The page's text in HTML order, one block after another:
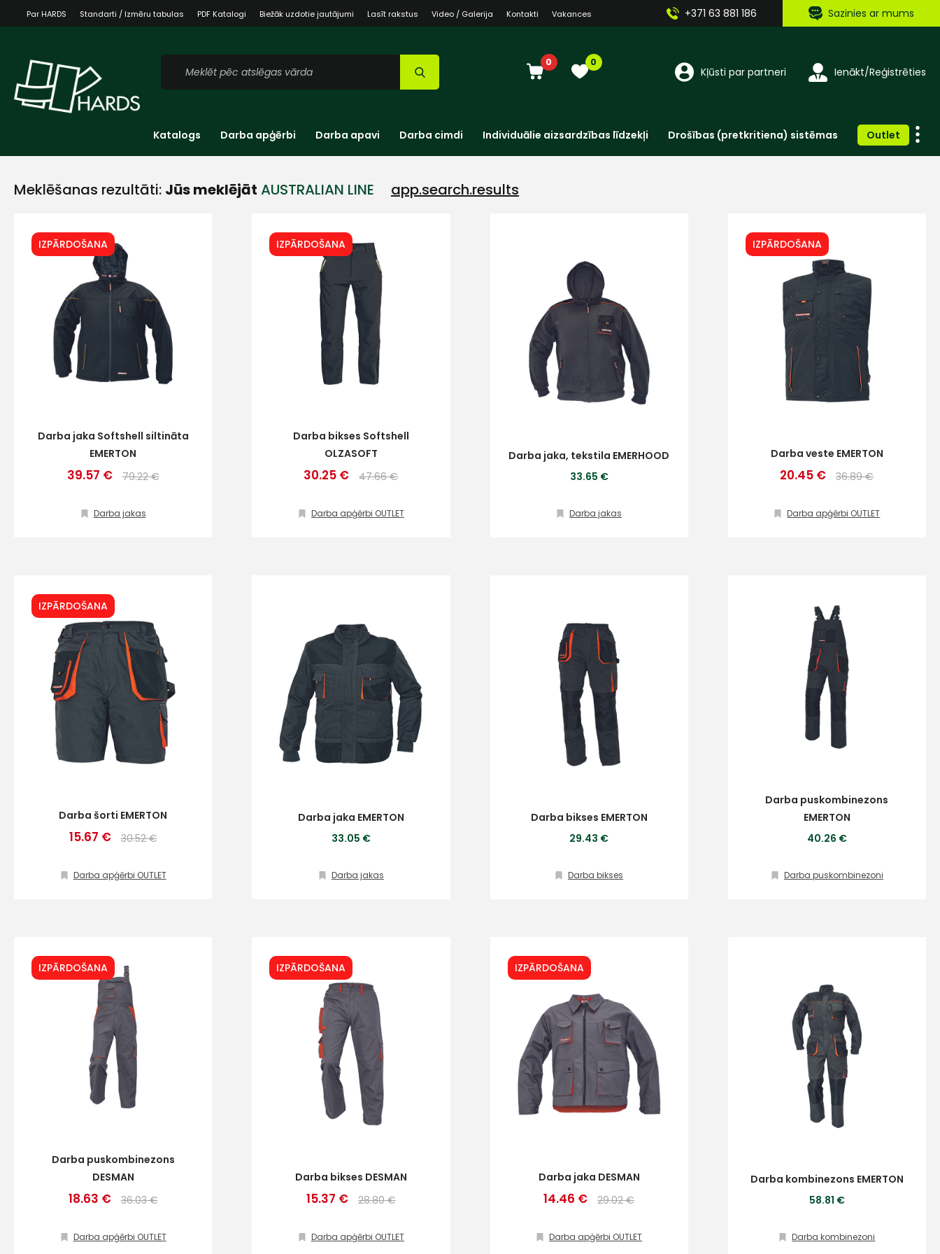
Par HARDS Standarti / Izmēru tabulas PDF Katalogi Biežāk uzdotie jautājumi Lasīt rakstus Video / Galerija Kontakti Vakances +371 63 881 186 Sazinies ar mums
0 0
Kļūsti par partneri Ienākt/Reģistrēties
Katalogs Darba apģērbi Darba apavi Darba cimdi Individuālie aizsardzības līdzekļi Drošības (pretkritiena) sistēmas Outlet
Meklēšanas rezultāti: Jūs meklējāt AUSTRALIAN LINE app.search.results
IZPĀRDOŠANA
Darba jaka Softshell siltināta
EMERTON
39.57 € 79.22 €
Darba jakas
IZPĀRDOŠANA
Darba bikses Softshell
OLZASOFT
30.25 € 47.66 €
Darba apģērbi OUTLET
Darba jaka, tekstila EMERHOOD
33.65 €
Darba jakas
IZPĀRDOŠANA
Darba veste EMERTON
20.45 € 36.89 €
Darba apģērbi OUTLET
IZPĀRDOŠANA
Darba šorti EMERTON
15.67 € 30.52 €
Darba apģērbi OUTLET
Darba jaka EMERTON
33.05 €
Darba jakas
Darba bikses EMERTON
29.43 €
Darba bikses
Darba puskombinezons
EMERTON
40.26 €
Darba puskombinezoni
IZPĀRDOŠANA
Darba puskombinezons
DESMAN
18.63 € 36.03 €
Darba apģērbi OUTLET
IZPĀRDOŠANA
Darba bikses DESMAN
15.37 € 28.80 €
Darba apģērbi OUTLET
IZPĀRDOŠANA
Darba jaka DESMAN
14.46 € 29.02 €
Darba apģērbi OUTLET
Darba kombinezons EMERTON
58.81 €
Darba kombinezoni
Sazinies